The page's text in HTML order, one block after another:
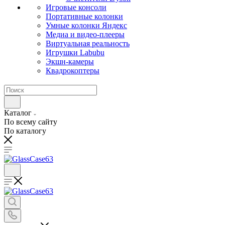
Игровые консоли
Портативные колонки
Умные колонки Яндекс
Медиа и видео-плееры
Виртуальная реальность
Игрушки Labubu
Экшн-камеры
Квадрокоптеры
Каталог
По всему сайту
По каталогу